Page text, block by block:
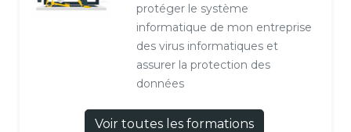
protéger le système
informatique de mon entreprise
des virus informatiques et
assurer la protection des
données
Voir toutes les formations